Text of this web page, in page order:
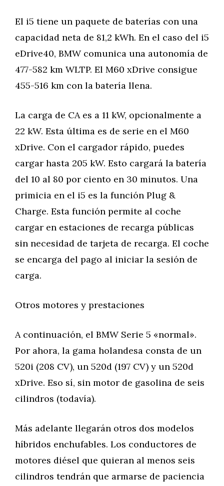
El i5 tiene un paquete de baterías con una
capacidad neta de 81,2 kWh. En el caso del i5
eDrive40, BMW comunica una autonomía de
477-582 km WLTP. El M60 xDrive consigue
455-516 km con la batería llena.
La carga de CA es a 11 kW, opcionalmente a
22 kW. Esta última es de serie en el M60
xDrive. Con el cargador rápido, puedes
cargar hasta 205 kW. Esto cargará la batería
del 10 al 80 por ciento en 30 minutos. Una
primicia en el i5 es la función Plug &
Charge. Esta función permite al coche
cargar en estaciones de recarga públicas
sin necesidad de tarjeta de recarga. El coche
se encarga del pago al iniciar la sesión de
carga.
Otros motores y prestaciones
A continuación, el BMW Serie 5 «normal».
Por ahora, la gama holandesa consta de un
520i (208 CV), un 520d (197 CV) y un 520d
xDrive. Eso sí, sin motor de gasolina de seis
cilindros (todavía).
Más adelante llegarán otros dos modelos
híbridos enchufables. Los conductores de
motores diésel que quieran al menos seis
cilindros tendrán que armarse de paciencia